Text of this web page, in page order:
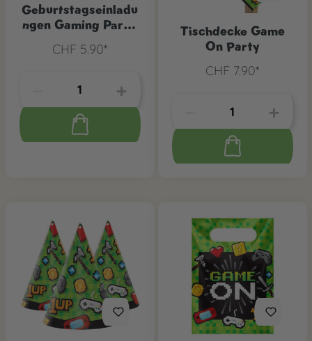
Geburtstagseinladu
ngen Gaming Party,
CHF 5.90*
Tischdecke Game
On Party
CHF 7.90*